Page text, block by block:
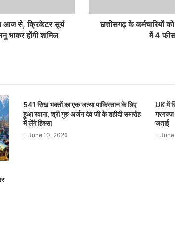
आज से, क्रिकेटर सूर्य
भाकर होंगी शामिल
छत्तीसगढ़ के कर्मचारियों
में 4
541 सिख भक्तों का एक जत्था पाकिस्तान के लिए
हुआ रवाना, श्री गुरु अर्जन देव जी के शहीदी समारोह
में लेंगे हिस्सा
June 10, 2026
UK में
गरगज्ज
जताई